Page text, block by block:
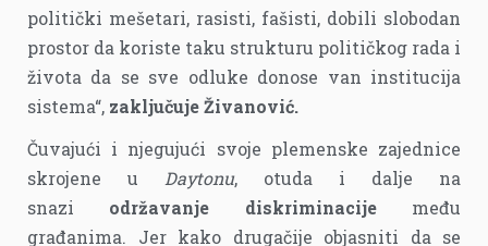
politički mešetari, rasisti, fašisti, dobili slobodan
prostor da koriste taku strukturu političkog rada i
života da se sve odluke donose van institucija
sistema“, zaključuje Živanović.
Čuvajući i njegujući svoje plemenske zajednice
skrojene u Daytonu, otuda i dalje na
snazi održavanje diskriminacijemeđu
građanima. Jer kako drugačije objasniti da se